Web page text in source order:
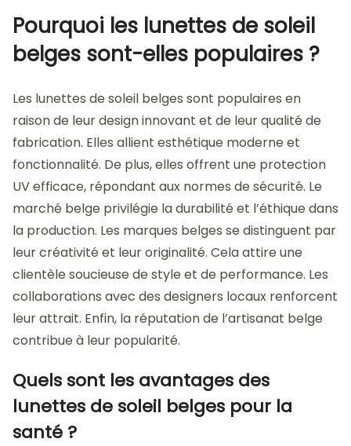
Pourquoi les lunettes de soleil
belges sont-elles populaires ?
Les lunettes de soleil belges sont populaires en
raison de leur design innovant et de leur qualité de
fabrication. Elles allient esthétique moderne et
fonctionnalité. De plus, elles offrent une protection
UV efficace, répondant aux normes de sécurité. Le
marché belge privilégie la durabilité et l’éthique dans
la production. Les marques belges se distinguent par
leur créativité et leur originalité. Cela attire une
clientèle soucieuse de style et de performance. Les
collaborations avec des designers locaux renforcent
leur attrait. Enfin, la réputation de l’artisanat belge
contribue à leur popularité.
Quels sont les avantages des
lunettes de soleil belges pour la
santé ?